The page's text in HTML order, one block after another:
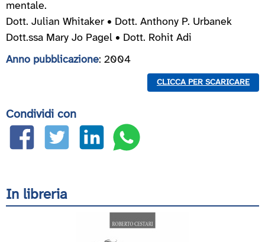
mentale.
Dott. Julian Whitaker • Dott. Anthony P. Urbanek
Dott.ssa Mary Jo Pagel • Dott. Rohit Adi
Anno pubblicazione: 2004
CLICCA PER SCARICARE
Condividi con
In libreria